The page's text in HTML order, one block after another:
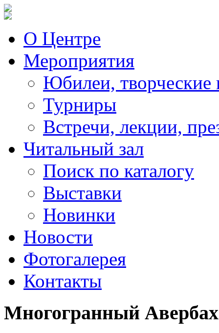
О Центре
Мероприятия
Юбилеи, творческие
Турниры
Встречи, лекции,
Читальный зал
Поиск по каталогу
Выставки
Новинки
Новости
Фотогалерея
Контакты
Многогранный Авербах